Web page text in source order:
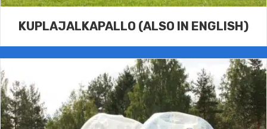
KUPLAJALKAPALLO (ALSO IN ENGLISH)